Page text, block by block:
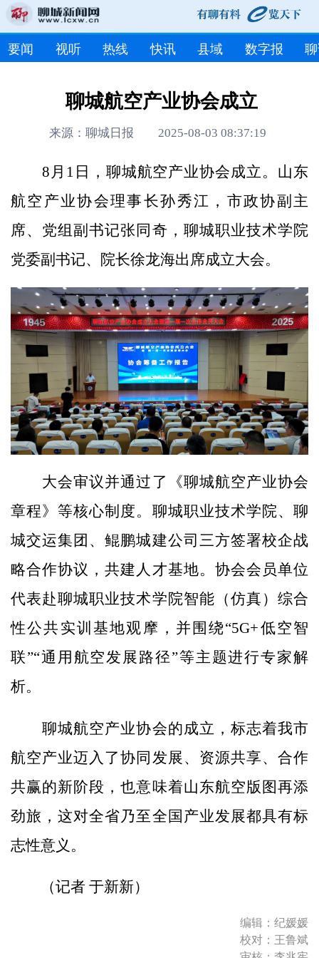
要闻 视听 热线 快讯 县域 数字报
聊城航空产业协会成立
来源：聊城日报 2025-08-03 08:37:19
8月1日，聊城航空产业协会成立。山东
航空产业协会理事长孙秀江，市政协副主
席、党组副书记张同奇，聊城职业技术学院
党委副书记、院长徐龙海出席成立大会。
大会审议并通过了《聊城航空产业协会
章程》等核心制度。聊城职业技术学院、聊
城交运集团、鲲鹏城建公司三方签署校企战
略合作协议，共建人才基地。协会会员单位
代表赴聊城职业技术学院智能（仿真）综合
性公共实训基地观摩，并围绕“5G+低空智
联”“通用航空发展路径”等主题进行专家解
析。
聊城航空产业协会的成立，标志着我市
航空产业迈入了协同发展、资源共享、合作
共赢的新阶段，也意味着山东航空版图再添
劲旅，这对全省乃至全国产业发展都具有标
志性意义。
（记者 于新新）
编辑：纪媛媛
校对：王鲁斌